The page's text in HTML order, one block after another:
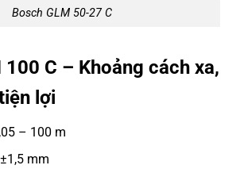
Bosch GLM 50-27 C
100 C – Khoảng cách xa,
lợi
– 100 m
mm